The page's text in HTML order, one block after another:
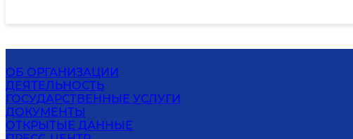
ОБ ОРГАНИЗАЦИИ
ДЕЯТЕЛЬНОСТЬ
ГОСУДАРСТВЕННЫЕ УСЛУГИ
ДОКУМЕНТЫ
ОТКРЫТЫЕ ДАННЫЕ